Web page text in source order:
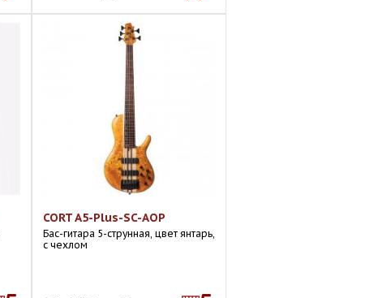
CORT A5-Plus-SC-AOP
Бас-гитара 5-струнная, цвет янтарь,
с чехлом